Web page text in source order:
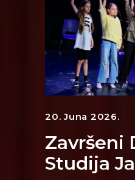
20. Juna 2026.
Završeni
Studija